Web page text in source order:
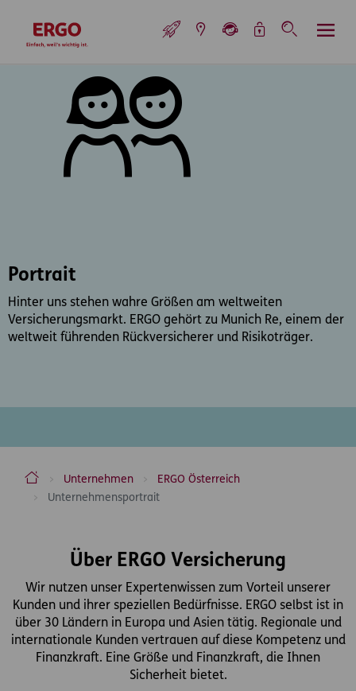
zur Startseite
Portrait
Hinter uns stehen wahre Größen am weltweiten
Versicherungsmarkt. ERGO gehört zu Munich Re, einem der
weltweit führenden Rückversicherer und Risikoträger.
ERGO Versicherung Aktiengesellschaft
Unternehmen
ERGO Österreich
Unternehmensportrait
Über ERGO Versicherung
Wir nutzen unser Expertenwissen zum Vorteil unserer
Kunden und ihrer speziellen Bedürfnisse. ERGO selbst ist in
über 30 Ländern in Europa und Asien tätig. Regionale und
internationale Kunden vertrauen auf diese Kompetenz und
Finanzkraft. Eine Größe und Finanzkraft, die Ihnen
Sicherheit bietet.